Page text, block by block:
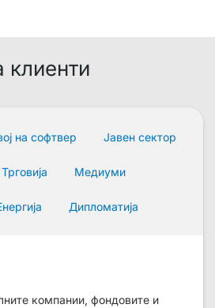
клиенти
на софтвер Јавен сектор
Трговија Медиуми
Дипломатија
компании, фондовите и